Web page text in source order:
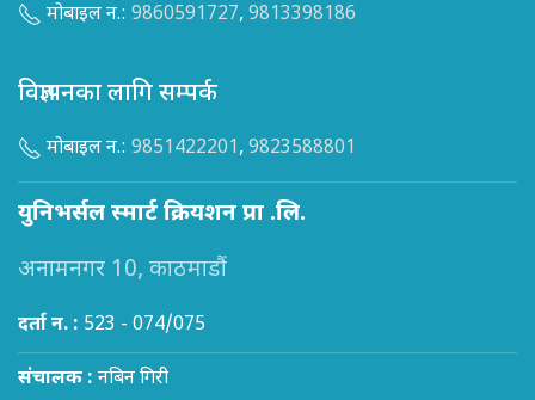
मोबाइल न.: 9860591727, 9813398186
विज्ञापनका लागि सम्पर्क
मोबाइल न.: 9851422201, 9823588801
युनिभर्सल स्मार्ट क्रियशन प्रा .लि.
अनामनगर 10, काठमाडौं
दर्ता न. : 523 - 074/075
संचालक : नबिन गिरी